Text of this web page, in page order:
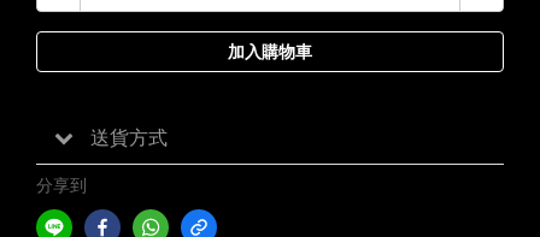
加入購物車
送貨方式
分享到